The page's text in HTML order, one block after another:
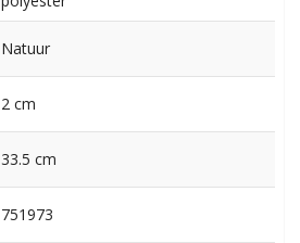
Natuur
2 cm
33.5 cm
751973